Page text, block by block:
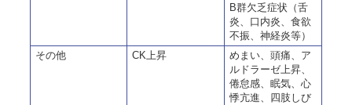
B群欠乏症状（舌
炎、口内炎、食欲
不振、神経炎等）
その他
CK上昇
めまい、頭痛、ア
ルドラーゼ上昇、
倦怠感、眠気、心
悸亢進、四肢しび